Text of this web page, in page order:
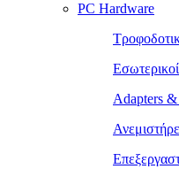
PC Hardware
Adapters